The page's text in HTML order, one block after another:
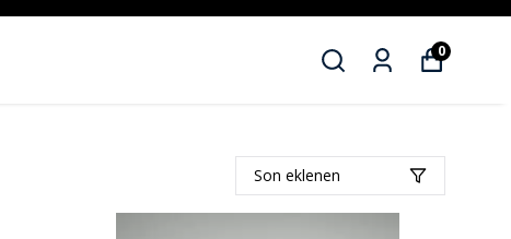
0
Son eklenen